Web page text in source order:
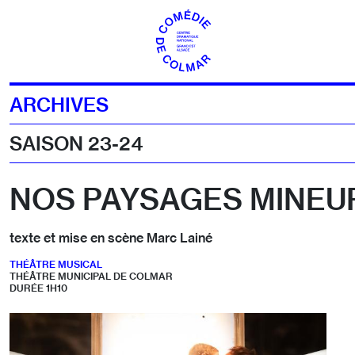
ARCHIVES
SAISON 23-24
NOS PAYSAGES
texte et mise en scène Marc Lainé
THÉÂTRE MUSICAL
THÉÂTRE MUNICIPAL DE COLMAR
DURÉE 1H10